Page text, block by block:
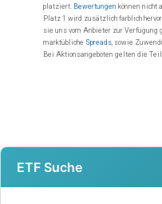
ETF Suche